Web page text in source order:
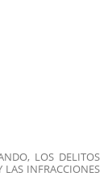
LOS DELITOS
LAS INFRACCIONES